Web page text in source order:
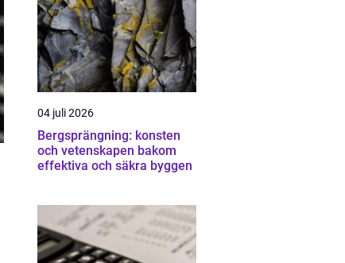
04 juli 2026
Bergsprängning: konsten
och vetenskapen bakom
effektiva och säkra byggen